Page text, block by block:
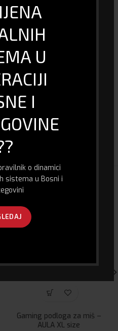
U
I
o dinamici
sistema u Bosni i
Gaming podloga za miš –
AULA XL size